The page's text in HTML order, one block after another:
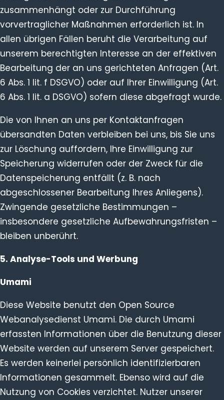
zusammenhängt oder zur Durchführung
vorvertraglicher Maßnahmen erforderlich ist. In
allen übrigen Fällen beruht die Verarbeitung auf
unserem berechtigten Interesse an der effektiven
Bearbeitung der an uns gerichteten Anfragen (Art.
6 Abs. 1 lit. f DSGVO) oder auf Ihrer Einwilligung (Art.
6 Abs. 1 lit. a DSGVO) sofern diese abgefragt wurde.
Die von Ihnen an uns per Kontaktanfragen
übersandten Daten verbleiben bei uns, bis Sie uns
zur Löschung auffordern, Ihre Einwilligung zur
Speicherung widerrufen oder der Zweck für die
Datenspeicherung entfällt (z. B. nach
abgeschlossener Bearbeitung Ihres Anliegens).
Zwingende gesetzliche Bestimmungen –
insbesondere gesetzliche Aufbewahrungsfristen –
bleiben unberührt.
5. Analyse-Tools und Werbung
Umami
Diese Website benutzt den Open Source
Webanalysedienst Umami. Die durch Umami
erfassten Informationen über die Benutzung dieser
Website werden auf unserem Server gespeichert.
Es werden keinerlei persönlich identifizierbaren
Informationen gesammelt. Ebenso wird auf die
Nutzung von Cookies verzichtet. Nutzer unserer